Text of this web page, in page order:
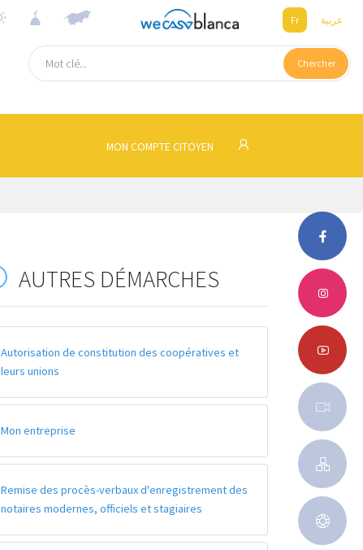
Fr عربية
Chercher
MON COMPTE CITOYEN
AUTRES DÉMARCHES
Autorisation de constitution des coopératives et
leurs unions
Mon entreprise
Remise des procès-verbaux d'enregistrement des
notaires modernes, officiels et stagiaires